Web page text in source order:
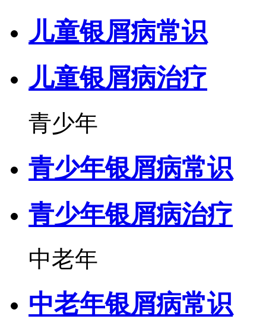
儿童银屑病常识
儿童银屑病治疗
青少年
青少年银屑病常识
青少年银屑病治疗
中老年
中老年银屑病常识